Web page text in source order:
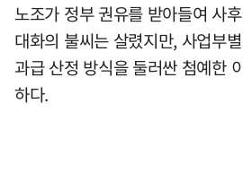
노조가 정부 권유를 받아들여 사
대화의 불씨는 살렸지만, 사업부
과급 산정 방식을 둘러싼 첨예한
하다.